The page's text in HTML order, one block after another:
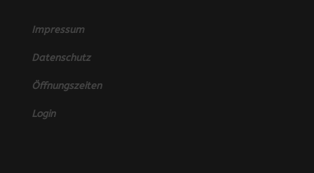
Impressum
Datenschutz
Öffnungszeiten
Login